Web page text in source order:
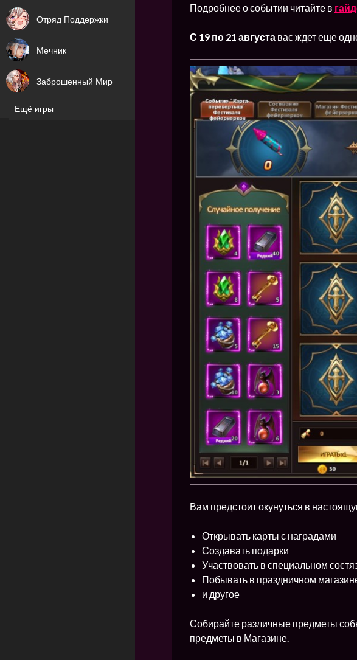
Подробнее о событии читайте в
С 19 по 21 августа вас ждет еще
Вам предстоит окунуться в
Открывать карты с наградами
Создавать подарки
Участвовать в специальном
Побывать в праздничном
и другое
Собирайте различные предметы
предметы в Магазине.
Отряд Поддержки
ХИТ
Мечник
Заброшенный Мир
NEW
Ещё игры
ХИТ